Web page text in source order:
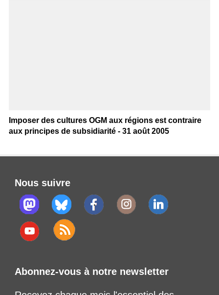
Imposer des cultures OGM aux régions est contraire
aux principes de subsidiarité - 31 août 2005
Nous suivre
Abonnez-vous à notre newsletter